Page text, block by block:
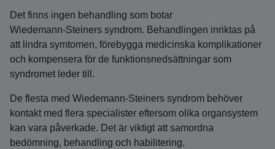
Det finns ingen behandling som botar
Wiedemann‑Steiners syndrom. Behandlingen inriktas på
att lindra symtomen, förebygga medicinska komplikationer
och kompensera för de funktions­nedsättningar som
syndromet leder till.
De flesta med Wiedemann-Steiners syndrom behöver
kontakt med flera specialister eftersom olika organsystem
kan vara påverkade. Det är viktigt att samordna
bedömning, behandling och habilitering.